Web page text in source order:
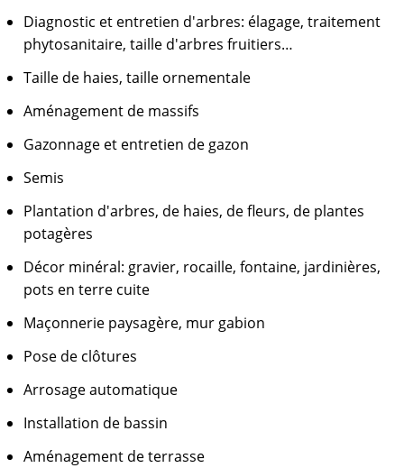
Diagnostic et entretien d'arbres: élagage, traitement
phytosanitaire, taille d'arbres fruitiers…
Taille de haies, taille ornementale
Aménagement de massifs
Gazonnage et entretien de gazon
Semis
Plantation d'arbres, de haies, de fleurs, de plantes
potagères
Décor minéral: gravier, rocaille, fontaine, jardinières,
pots en terre cuite
Maçonnerie paysagère, mur gabion
Pose de clôtures
Arrosage automatique
Installation de bassin
Aménagement de terrasse